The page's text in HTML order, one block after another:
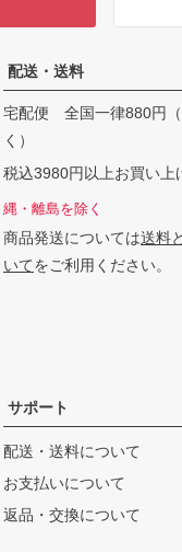
配送・送料
宅配便 全国一律880円（
く）
税込3980円以上お買い上
縄・離島を除く
商品発送については送料
いてをご利用ください。
サポート
配送・送料について
お支払いについて
返品・交換について